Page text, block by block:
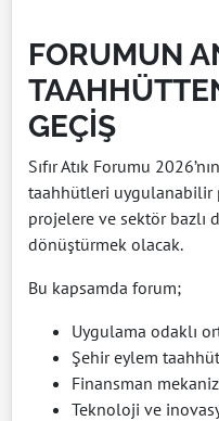
FORUMUN
GEÇİŞ
Sıfır Atık Forumu
taahhütleri uygulanabilir
projelere ve sektör bazlı
dönüştürmek olacak.
Bu kapsamda forum;
Uygulama odaklı
Şehir eylem
Finansman
Teknoloji ve